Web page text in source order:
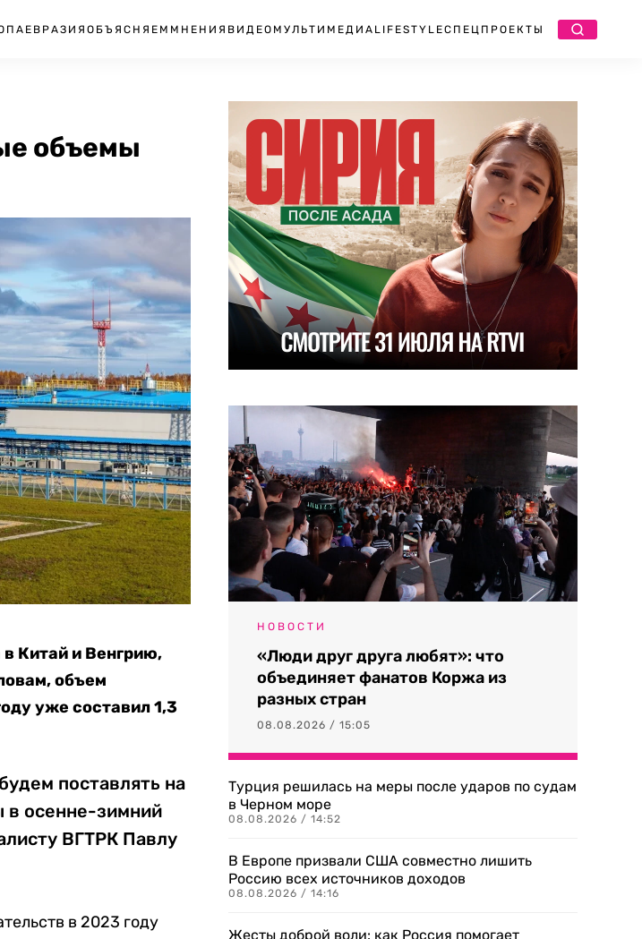
ЕВРАЗИЯ ОБЪЯСНЯЕМ МНЕНИЯ ВИДЕО МУЛЬТИМЕДИА LIFESTYLEСПЕЦПРОЕКТЫ
объемы
Китай и Венгрию,
объем
уже составил 1,3
поставлять на
в осенне-зимний
ВГТРК Павлу
в 2023 году
НОВОСТИ
«Люди друг друга любят»: что
объединяет фанатов Коржа из
разных стран
08.08.2026 / 15:05
Турция решилась на меры после ударов по судам
в Черном море
08.08.2026 / 14:52
В Европе призвали США совместно лишить
Россию всех источников доходов
08.08.2026 / 14:16
Жесты доброй воли: как Россия помогает